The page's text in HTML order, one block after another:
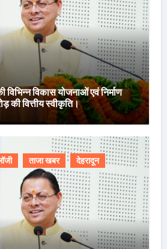
विभिन्न विकास योजनाओं एवं निर्माण
की वित्तीय स्वीकृति।
ताजा खबर देहरादून